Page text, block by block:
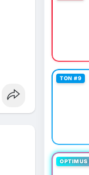
TON #9
OPTIMUS